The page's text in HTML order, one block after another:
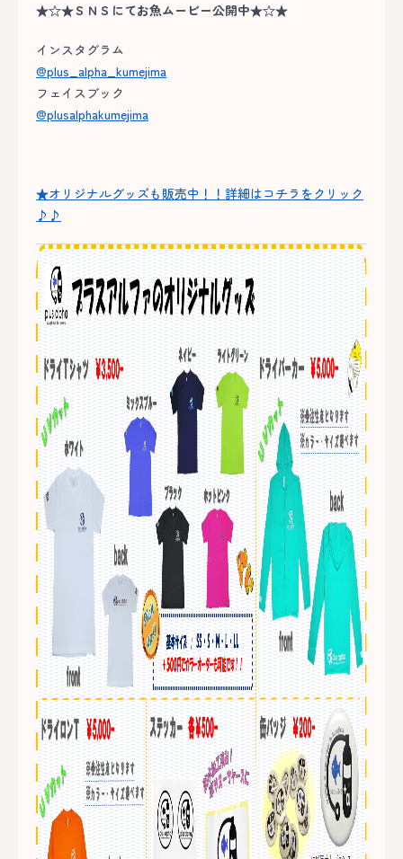
★☆★ＳＮＳにてお魚ムービー公開中★☆★
インスタグラム
@plus_alpha_kumejima
フェイスブック
@plusalphakumejima
★オリジナルグッズも販売中！！詳細はコチラをクリック
♪♪